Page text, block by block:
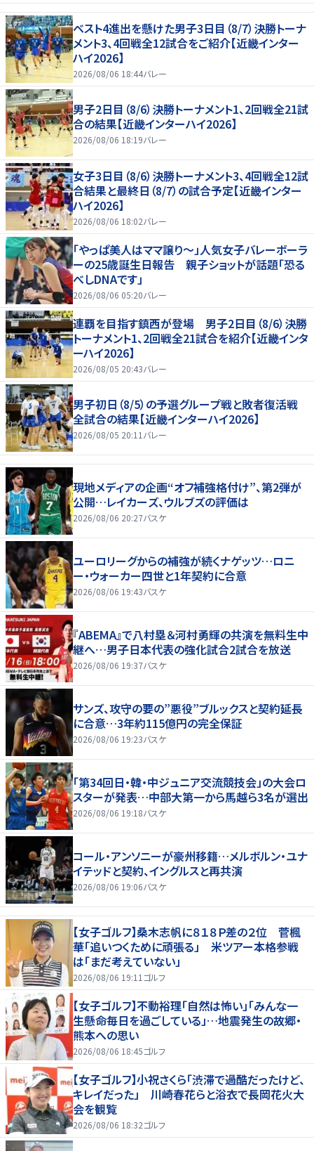
ベスト4進出を懸けた男子3日目（8/7）決勝トーナ
メント3、4回戦全12試合をご紹介【近畿インター
ハイ2026】
2026/08/06 18:44バレー
男子2日目（8/6）決勝トーナメント1、2回戦全21試
合の結果【近畿インターハイ2026】
2026/08/06 18:19バレー
女子3日目（8/6）決勝トーナメント3、4回戦全12試
合結果と最終日（8/7）の試合予定【近畿インター
ハイ2026】
2026/08/06 18:02バレー
「やっぱ美人はママ譲り～」人気女子バレーボーラ
ーの25歳誕生日報告 親子ショットが話題「恐る
べしDNAです」
2026/08/06 05:20バレー
連覇を目指す鎮西が登場 男子2日目（8/6）決勝
トーナメント1、2回戦全21試合を紹介【近畿インタ
ーハイ2026】
2026/08/05 20:43バレー
男子初日（8/5）の予選グループ戦と敗者復活戦
全試合の結果【近畿インターハイ2026】
2026/08/05 20:11 バレー
現地メディアの企画“オフ補強格付け”、第2弾が
公開…レイカーズ、ウルブズの評価は
2026/08/06 20:27バスケ
ユーロリーグからの補強が続くナゲッツ…ロニ
ー・ウォーカー四世と1年契約に合意
2026/08/06 19:43バスケ
『ABEMA』で八村塁＆河村勇輝の共演を無料生中
継へ…男子日本代表の強化試合2試合を放送
2026/08/06 19:37バスケ
サンズ、攻守の要の”悪役”ブルックスと契約延長
に合意…3年約115億円の完全保証
2026/08/06 19:23バスケ
「第34回日・韓・中ジュニア交流競技会」の大会ロ
スターが発表…中部大第一から馬越ら3名が選出
2026/08/06 19:18バスケ
コール・アンソニーが豪州移籍…メルボルン・ユナ
イテッドと契約、イングルスと再共演
2026/08/06 19:06バスケ
【女子ゴルフ】桑木志帆に８１８Ｐ差の２位 菅楓
華「追いつくために頑張る」 米ツアー本格参戦
は「まだ考えていない」
2026/08/06 19:11 ゴルフ
【女子ゴルフ】不動裕理「自然は怖い」「みんな一
生懸命毎日を過ごしている」…地震発生の故郷・
熊本への思い
2026/08/06 18:45ゴルフ
【女子ゴルフ】小祝さくら「渋滞で過酷だったけど、
キレイだった」 川崎春花らと浴衣で長岡花火大
会を観覧
2026/08/06 18:32ゴルフ